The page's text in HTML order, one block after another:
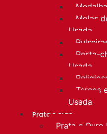
Molas
Usada
Porta-
Usada
Terços
Usada
Prata e ouro
Prata e Ouro